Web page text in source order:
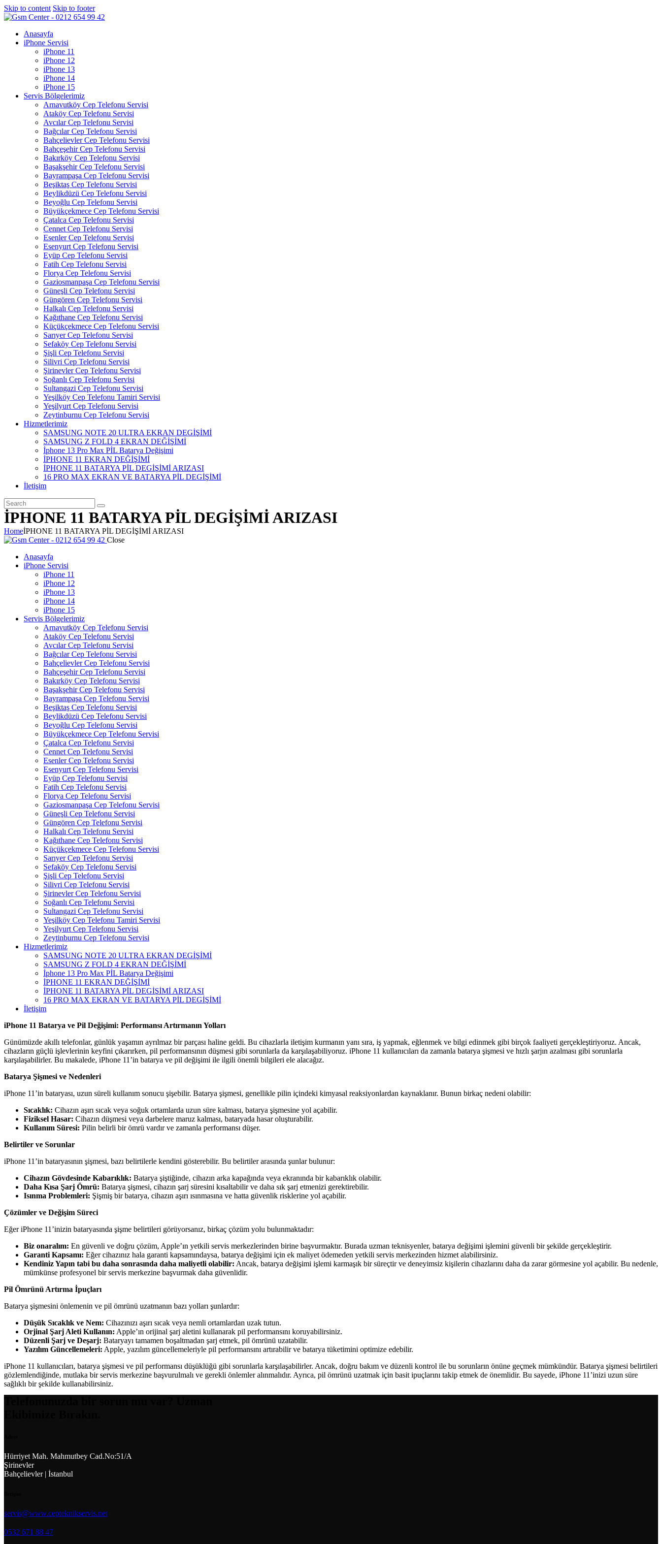
Skip to content Skip to footer
Anasayfa
iPhone Servisi
iPhone 11
iPhone 12
iPhone 13
iPhone 14
iPhone 15
Servis Bölgelerimiz
Arnavutköy Cep Telefonu Servisi
Ataköy Cep Telefonu Servisi
Avcılar Cep Telefonu Servisi
Bağcılar Cep Telefonu Servisi
Bahçelievler Cep Telefonu Servisi
Bahçeşehir Cep Telefonu Servisi
Bakırköy Cep Telefonu Servisi
Başakşehir Cep Telefonu Servisi
Bayrampaşa Cep Telefonu Servisi
Beşiktaş Cep Telefonu Servisi
Beylikdüzü Cep Telefonu Servisi
Beyoğlu Cep Telefonu Servisi
Büyükçekmece Cep Telefonu Servisi
Çatalca Cep Telefonu Servisi
Cennet Cep Telefonu Servisi
Esenler Cep Telefonu Servisi
Esenyurt Cep Telefonu Servisi
Eyüp Cep Telefonu Servisi
Fatih Cep Telefonu Servisi
Florya Cep Telefonu Servisi
Gaziosmanpaşa Cep Telefonu Servisi
Güneşli Cep Telefonu Servisi
Güngören Cep Telefonu Servisi
Halkalı Cep Telefonu Servisi
Kağıthane Cep Telefonu Servisi
Küçükçekmece Cep Telefonu Servisi
Sarıyer Cep Telefonu Servisi
Sefaköy Cep Telefonu Servisi
Şişli Cep Telefonu Servisi
Silivri Cep Telefonu Servisi
Şirinevler Cep Telefonu Servisi
Soğanlı Cep Telefonu Servisi
Sultangazi Cep Telefonu Servisi
Yeşilköy Cep Telefonu Tamiri Servisi
Yeşilyurt Cep Telefonu Servisi
Zeytinburnu Cep Telefonu Servisi
Hizmetlerimiz
SAMSUNG NOTE 20 ULTRA EKRAN DEGİŞİMİ
SAMSUNG Z FOLD 4 EKRAN DEĞİŞİMİ
İphone 13 Pro Max PİL Batarya Değişimi
İPHONE 11 EKRAN DEĞİŞİMİ
İPHONE 11 BATARYA PİL DEGİŞİMİ ARIZASI
16 PRO MAX EKRAN VE BATARYA PİL DEGİŞİMİ
İletişim
İPHONE 11 BATARYA PİL DEGİŞİMİ ARIZASI
HomeİPHONE 11 BATARYA PİL DEGİŞİMİ ARIZASI
Close
Anasayfa
iPhone Servisi
iPhone 11
iPhone 12
iPhone 13
iPhone 14
iPhone 15
Servis Bölgelerimiz
Arnavutköy Cep Telefonu Servisi
Ataköy Cep Telefonu Servisi
Avcılar Cep Telefonu Servisi
Bağcılar Cep Telefonu Servisi
Bahçelievler Cep Telefonu Servisi
Bahçeşehir Cep Telefonu Servisi
Bakırköy Cep Telefonu Servisi
Başakşehir Cep Telefonu Servisi
Bayrampaşa Cep Telefonu Servisi
Beşiktaş Cep Telefonu Servisi
Beylikdüzü Cep Telefonu Servisi
Beyoğlu Cep Telefonu Servisi
Büyükçekmece Cep Telefonu Servisi
Çatalca Cep Telefonu Servisi
Cennet Cep Telefonu Servisi
Esenler Cep Telefonu Servisi
Esenyurt Cep Telefonu Servisi
Eyüp Cep Telefonu Servisi
Fatih Cep Telefonu Servisi
Florya Cep Telefonu Servisi
Gaziosmanpaşa Cep Telefonu Servisi
Güneşli Cep Telefonu Servisi
Güngören Cep Telefonu Servisi
Halkalı Cep Telefonu Servisi
Kağıthane Cep Telefonu Servisi
Küçükçekmece Cep Telefonu Servisi
Sarıyer Cep Telefonu Servisi
Sefaköy Cep Telefonu Servisi
Şişli Cep Telefonu Servisi
Silivri Cep Telefonu Servisi
Şirinevler Cep Telefonu Servisi
Soğanlı Cep Telefonu Servisi
Sultangazi Cep Telefonu Servisi
Yeşilköy Cep Telefonu Tamiri Servisi
Yeşilyurt Cep Telefonu Servisi
Zeytinburnu Cep Telefonu Servisi
Hizmetlerimiz
SAMSUNG NOTE 20 ULTRA EKRAN DEGİŞİMİ
SAMSUNG Z FOLD 4 EKRAN DEĞİŞİMİ
İphone 13 Pro Max PİL Batarya Değişimi
İPHONE 11 EKRAN DEĞİŞİMİ
İPHONE 11 BATARYA PİL DEGİŞİMİ ARIZASI
16 PRO MAX EKRAN VE BATARYA PİL DEGİŞİMİ
İletişim
iPhone 11 Batarya ve Pil Değişimi: Performansı Artırmanın Yolları
Günümüzde akıllı telefonlar, günlük yaşamın ayrılmaz bir parçası haline geldi. Bu cihazlarla iletişim kurmanın yanı sıra, iş yapmak, eğlenmek ve bilgi edinmek gibi birçok faaliyeti gerçekleştiriyoruz. Ancak,
cihazların güçlü işlevlerinin keyfini çıkarırken, pil performansının düşmesi gibi sorunlarla da karşılaşabiliyoruz. iPhone 11 kullanıcıları da zamanla batarya şişmesi ve hızlı şarjın azalması gibi sorunlarla
karşılaşabilirler. Bu makalede, iPhone 11’in batarya ve pil değişimi ile ilgili önemli bilgileri ele alacağız.
Batarya Şişmesi ve Nedenleri
iPhone 11’in bataryası, uzun süreli kullanım sonucu şişebilir. Batarya şişmesi, genellikle pilin içindeki kimyasal reaksiyonlardan kaynaklanır. Bunun birkaç nedeni olabilir:
Sıcaklık: Cihazın aşırı sıcak veya soğuk ortamlarda uzun süre kalması, batarya şişmesine yol açabilir.
Fiziksel Hasar: Cihazın düşmesi veya darbelere maruz kalması, bataryada hasar oluşturabilir.
Kullanım Süresi: Pilin belirli bir ömrü vardır ve zamanla performansı düşer.
Belirtiler ve Sorunlar
iPhone 11’in bataryasının şişmesi, bazı belirtilerle kendini gösterebilir. Bu belirtiler arasında şunlar bulunur:
Cihazın Gövdesinde Kabarıklık: Batarya şiştiğinde, cihazın arka kapağında veya ekranında bir kabarıklık olabilir.
Daha Kısa Şarj Ömrü: Batarya şişmesi, cihazın şarj süresini kısaltabilir ve daha sık şarj etmenizi gerektirebilir.
Isınma Problemleri: Şişmiş bir batarya, cihazın aşırı ısınmasına ve hatta güvenlik risklerine yol açabilir.
Çözümler ve Değişim Süreci
Eğer iPhone 11’inizin bataryasında şişme belirtileri görüyorsanız, birkaç çözüm yolu bulunmaktadır:
Biz onaralım: En güvenli ve doğru çözüm, Apple’ın yetkili servis merkezlerinden birine başvurmaktır. Burada uzman teknisyenler, batarya değişimi işlemini güvenli bir şekilde gerçekleştirir.
Garanti Kapsamı: Eğer cihazınız hala garanti kapsamındaysa, batarya değişimi için ek maliyet ödemeden yetkili servis merkezinden hizmet alabilirsiniz.
Kendiniz Yapın tabi bu daha sonrasında daha maliyetli olabilir: Ancak, batarya değişimi işlemi karmaşık bir süreçtir ve deneyimsiz kişilerin cihazlarını daha da zarar görmesine yol açabilir. Bu nedenle,
mümkünse profesyonel bir servis merkezine başvurmak daha güvenlidir.
Pil Ömrünü Artırma İpuçları
Batarya şişmesini önlemenin ve pil ömrünü uzatmanın bazı yolları şunlardır:
Düşük Sıcaklık ve Nem: Cihazınızı aşırı sıcak veya nemli ortamlardan uzak tutun.
Orjinal Şarj Aleti Kullanın: Apple’ın orijinal şarj aletini kullanarak pil performansını koruyabilirsiniz.
Düzenli Şarj ve Deşarj: Bataryayı tamamen boşaltmadan şarj etmek, pil ömrünü uzatabilir.
Yazılım Güncellemeleri: Apple, yazılım güncellemeleriyle pil performansını artırabilir ve batarya tüketimini optimize edebilir.
iPhone 11 kullanıcıları, batarya şişmesi ve pil performansı düşüklüğü gibi sorunlarla karşılaşabilirler. Ancak, doğru bakım ve düzenli kontrol ile bu sorunların önüne geçmek mümkündür. Batarya şişmesi belirtileri
gözlemlendiğinde, mutlaka bir servis merkezine başvurulmalı ve gerekli önlemler alınmalıdır. Ayrıca, pil ömrünü uzatmak için basit ipuçlarını takip etmek de önemlidir. Bu sayede, iPhone 11’inizi uzun süre
sağlıklı bir şekilde kullanabilirsiniz.
Hürriyet Mah. Mahmutbey Cad.No:51/A
Şirinevler
Bahçelievler | İstanbul
servis@www.cepteknikservis.net
0532 671 88 47